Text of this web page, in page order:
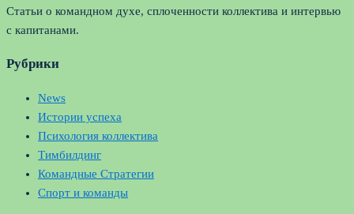
Статьи о командном духе, сплоченности коллектива и интервью
с капитанами.
Рубрики
News
Истории успеха
Психология коллектива
Тимбилдинг
Командные Стратегии
Спорт и команды